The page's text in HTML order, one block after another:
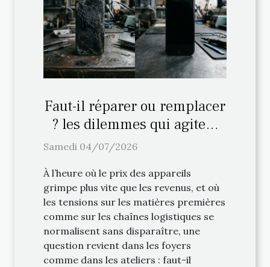
Faut-il réparer ou remplacer
? les dilemmes qui agitent
l'industrie de la réparation
Samedi 04/07/2026
À l’heure où le prix des appareils
grimpe plus vite que les revenus, et où
les tensions sur les matières premières
comme sur les chaînes logistiques se
normalisent sans disparaître, une
question revient dans les foyers
comme dans les ateliers : faut-il